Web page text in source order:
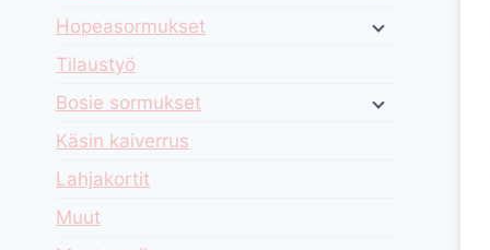
Hopeasormukset
Tilaustyö
Bosie sormukset
Käsin kaiverrus
Lahjakortit
Muut